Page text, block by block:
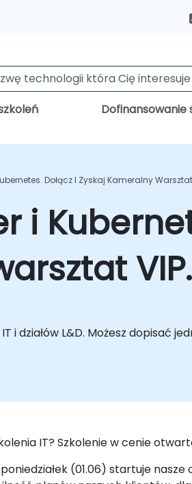
Dofinansowanie
Dołącz I Zyskaj Kameralny Warsztat
i
VIP.
i działów L&D. Możesz dopisać
IT? Szkolenie w cenie
(01.06) startuje